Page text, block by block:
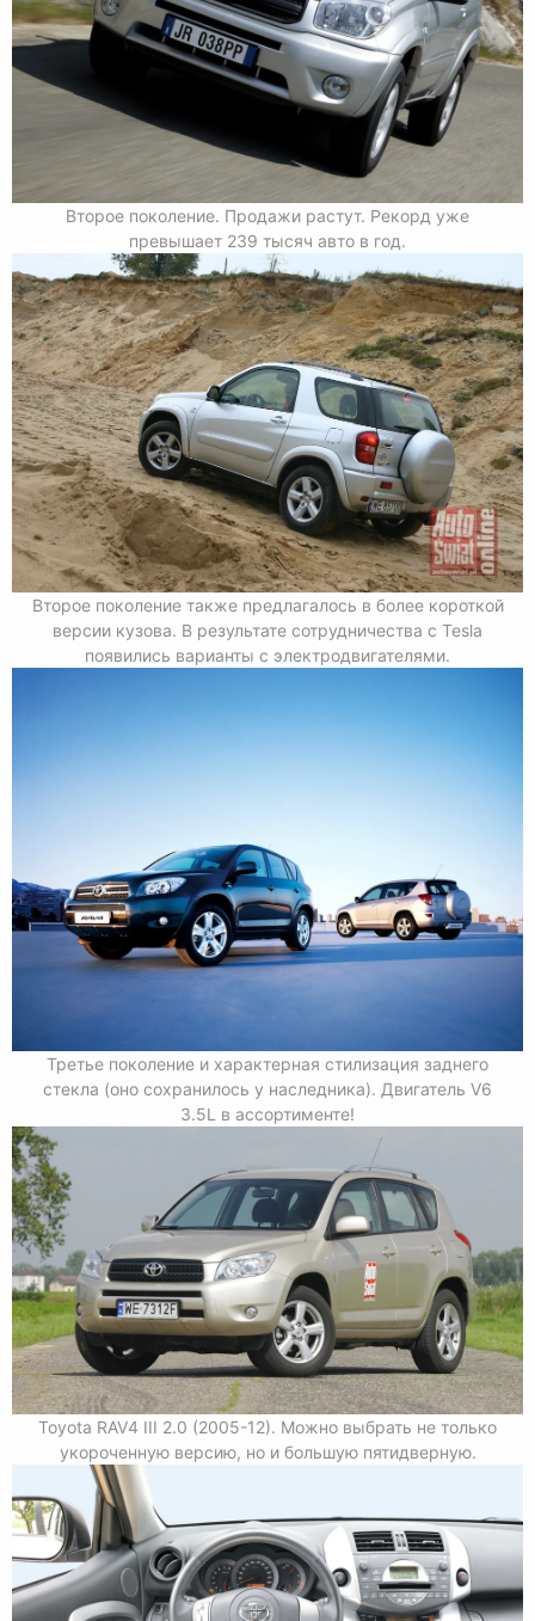
Второе поколение. Продажи растут. Рекорд уже
превышает 239 тысяч авто в год.
Второе поколение также предлагалось в более короткой
версии кузова. В результате сотрудничества с Tesla
появились варианты с электродвигателями.
Третье поколение и характерная стилизация заднего
стекла (оно сохранилось у наследника). Двигатель V6
3.5L в ассортименте!
Toyota RAV4 III 2.0 (2005-12). Можно выбрать не только
укороченную версию, но и большую пятидверную.